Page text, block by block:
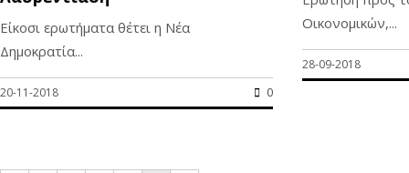
Είκοσι ερωτήματα θέτει η Νέα
Δημοκρατία...
20-11-2018 0
Οικονομικών,...
28-09-2018